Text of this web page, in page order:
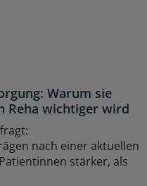
Warum sie
Reha wichtiger wird
nach einer aktuellen
stärker, als